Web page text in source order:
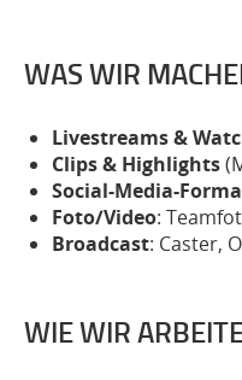
WAS WIR
Livestreams &
Clips & Highlights
Social-Media-
Foto/Video:
Broadcast: Caster,
WIE WIR